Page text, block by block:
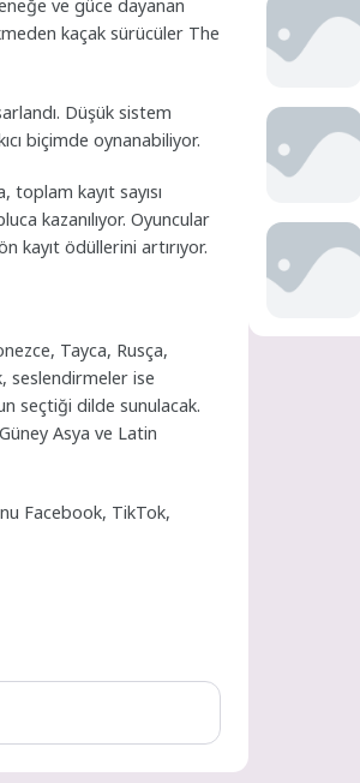
ve güce dayanan
kaçak sürücüler The
Düşük sistem
biçimde oynanabiliyor.
toplam kayıt sayısı
kazanılıyor. Oyuncular
kayıt ödüllerini artırıyor.
Tayca, Rusça,
seslendirmeler ise
seçtiği dilde sunulacak.
Asya ve Latin
Facebook, TikTok,